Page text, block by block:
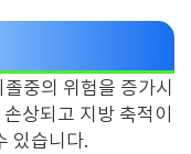
중의 위험을 증가시
상되고 지방 축적이
있습니다.